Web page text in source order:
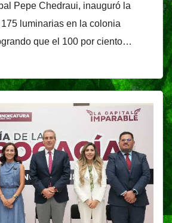
Pepe Chedraui, inauguró la
luminarias en la colonia
que el 100 por ciento…